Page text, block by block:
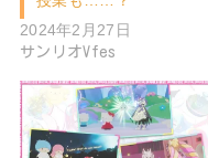
2024年2月27日
サンリオVfes